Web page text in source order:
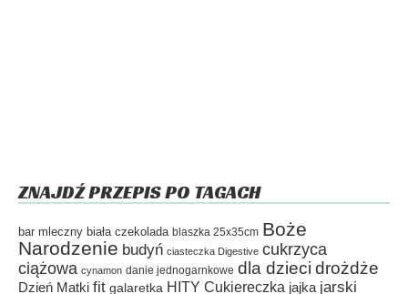
ZNAJDŹ PRZEPIS PO TAGACH
bar mleczny biała czekolada blaszka 25x35cm Boże
Narodzenie budyń ciasteczka Digestive cukrzyca
ciążowa cynamon danie jednogarnkowe dla dzieci drożdże
Dzień Matki fit galaretka HITY Cukiereczka jajka jarski